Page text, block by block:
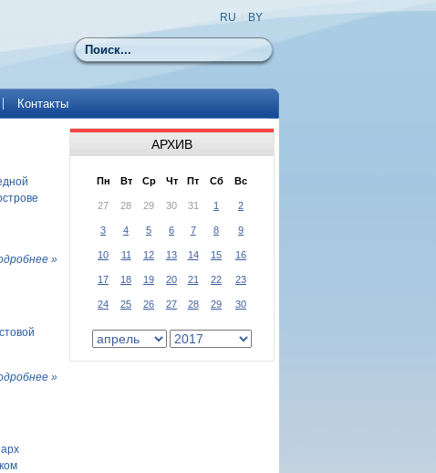
Поиск
RU BY
Контакты
»
»
АРХИВ
Пн Вт Ср Чт Пт Сб Вс
27 28 29 30 31 1 2
3 4 5 6 7 8 9
10 11 12 13 14 15 16
17 18 19 20 21 22 23
24 25 26 27 28 29 30